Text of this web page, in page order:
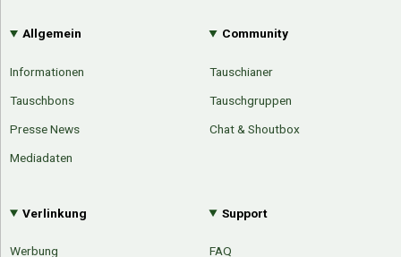
Allgemein
Informationen
Tauschbons
Presse News
Mediadaten
Community
Tauschianer
Tauschgruppen
Chat & Shoutbox
Verlinkung
Werbung
Support
FAQ